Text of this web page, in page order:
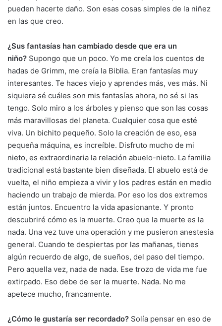
pueden hacerte daño. Son esas cosas simples de la niñez
en las que creo.
¿Sus fantasías han cambiado desde que era un
niño? Supongo que un poco. Yo me creía los cuentos de
hadas de Grimm, me creía la Biblia. Eran fantasías muy
interesantes. Te haces viejo y aprendes más, ves más. Ni
siquiera sé cuáles son mis fantasías ahora, no sé si las
tengo. Solo miro a los árboles y pienso que son las cosas
más maravillosas del planeta. Cualquier cosa que esté
viva. Un bichito pequeño. Solo la creación de eso, esa
pequeña máquina, es increíble. Disfruto mucho de mi
nieto, es extraordinaria la relación abuelo-nieto. La familia
tradicional está bastante bien diseñada. El abuelo está de
vuelta, el niño empieza a vivir y los padres están en medio
haciendo un trabajo de mierda. Por eso los dos extremos
están juntos. Encuentro la vida apasionante. Y pronto
descubriré cómo es la muerte. Creo que la muerte es la
nada. Una vez tuve una operación y me pusieron anestesia
general. Cuando te despiertas por las mañanas, tienes
algún recuerdo de algo, de sueños, del paso del tiempo.
Pero aquella vez, nada de nada. Ese trozo de vida me fue
extirpado. Eso debe de ser la muerte. Nada. No me
apetece mucho, francamente.
¿Cómo le gustaría ser recordado? Solía pensar en eso de